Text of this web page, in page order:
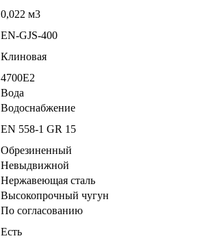
0,022 м3
EN-GJS-400
Клиновая
4700E2
Вода
Водоснабжение
EN 558-1 GR 15
Обрезиненный
Невыдвижной
Нержавеющая сталь
Высокопрочный чугун
По согласованию
Есть